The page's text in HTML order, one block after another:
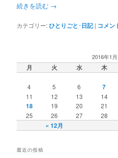
続きを読む →
カテゴリー:ひとりごと･日記 | コメン
2016年1月
月 火 水 木
« 12月
4
5 6 7
11
12 13 14
18 19 20 21
25
26 27 28
最近の投稿